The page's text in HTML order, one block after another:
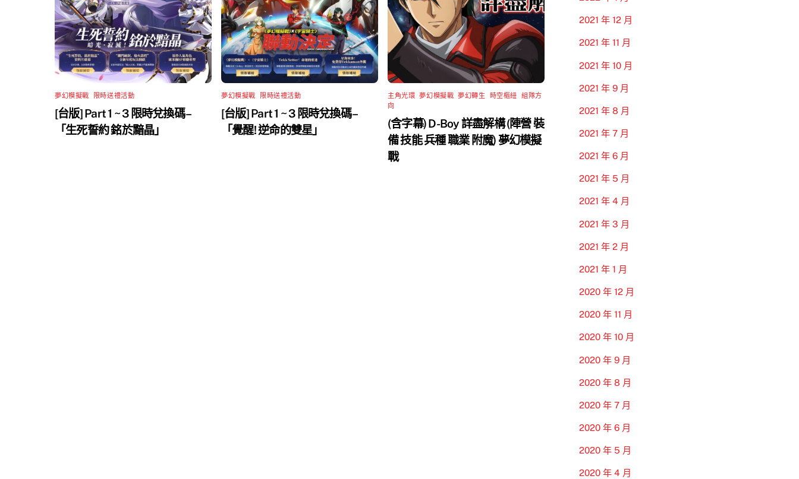
夢幻模擬戰 限時送禮活動
[台版] Part 1 ~ 3 限時兌換碼 –
「生死誓約 銘於黯晶」
夢幻模擬戰 限時送禮活動
[台版] Part 1 ~ 3 限時兌換碼 –
「覺醒! 逆命的雙星」
主角光環 ,夢幻模擬戰 ,夢幻轉生 時空樞紐 ,組隊方
向
(含字幕) D-Boy 詳盡解構 (陣營 裝
備 技能 兵種 職業 附魔) 夢幻模擬
戰
2021 年 12 月
2021 年 11 月
2021 年 10 月
2021 年 9 月
2021 年 8 月
2021 年 7 月
2021 年 6 月
2021 年 5 月
2021 年 4 月
2021 年 3 月
2021 年 2 月
2021 年 1 月
2020 年 12 月
2020 年 11 月
2020 年 10 月
2020 年 9 月
2020 年 8 月
2020 年 7 月
2020 年 6 月
2020 年 5 月
2020 年 4 月